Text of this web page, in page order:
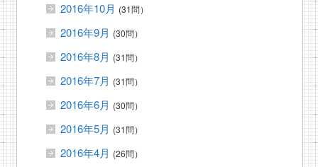
2016年10月 (31問）
2016年9月 (30問）
2016年8月 (31問）
2016年7月 (31問）
2016年6月 (30問）
2016年5月 (31問）
2016年4月 (26問）